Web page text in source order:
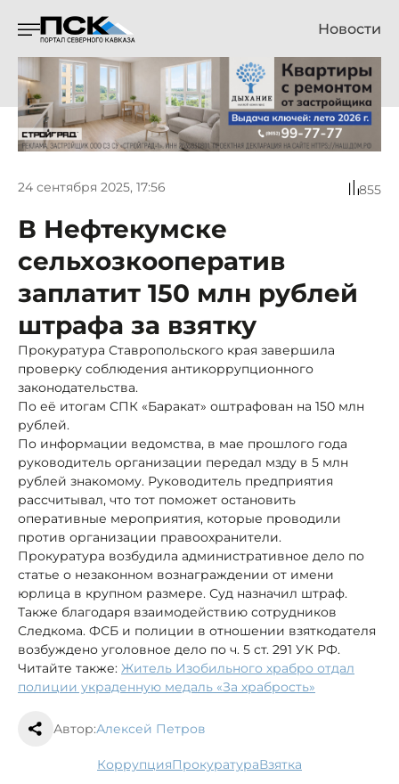
Новости
24 сентября 2025, 17:56 855
В Нефтекумске
сельхозкооператив
заплатит 150 млн рублей
штрафа за взятку
Прокуратура Ставропольского края завершила
проверку соблюдения антикоррупционного
законодательства.
По её итогам СПК «Баракат» оштрафован на 150 млн
рублей.
По информации ведомства, в мае прошлого года
руководитель организации передал мзду в 5 млн
рублей знакомому. Руководитель предприятия
рассчитывал, что тот поможет остановить
оперативные мероприятия, которые проводили
против организации правоохранители.
Прокуратура возбудила административное дело по
статье о незаконном вознаграждении от имени
юрлица в крупном размере. Суд назначил штраф.
Также благодаря взаимодействию сотрудников
Следкома. ФСБ и полиции в отношении взяткодателя
возбуждено уголовное дело по ч. 5 ст. 291 УК РФ.
Читайте также: Житель Изобильного храбро отдал
полиции украденную медаль «За храбрость»
Автор:Алексей Петров
коррупция прокуратура взятка